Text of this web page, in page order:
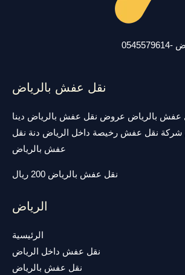
نقل عفش بالرياض
عفش بالرياض عروض نقل عفش بالرياض دينا
نقل عفش رخيصة داخل الرياض دنة نقل
عفش بالرياض
نقل عفش بالرياض 200 ريال
الرياض
الرئيسية
نقل عفش داخل الرياض
نقل عفش بالرياض